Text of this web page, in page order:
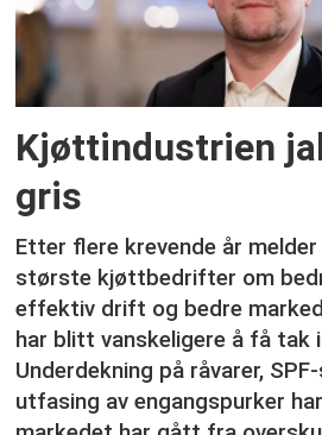
Kjøttindustrien
gris
Etter flere krevende år
største kjøttbedrifter om
effektiv drift og bedre
har blitt vanskeligere å få tak
Underdekning på råvarer,
utfasing av engangspurker